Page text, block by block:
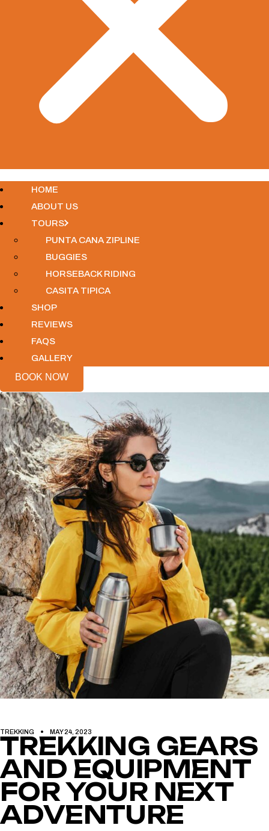
HOME
ABOUT US
TOURS
PUNTA CANA ZIPLINE
BUGGIES
HORSEBACK RIDING
CASITA TIPICA
SHOP
REVIEWS
FAQS
GALLERY
BOOK NOW
TREKKING MAY 24, 2023
TREKKING GEARS
AND EQUIPMENT
FOR YOUR NEXT
ADVENTURE